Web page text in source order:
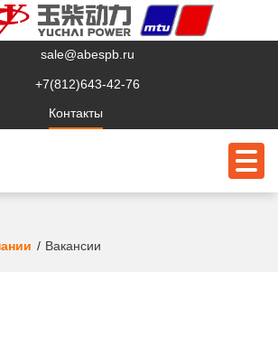
sale@abespb.ru
+7(812)643-42-76
Контакты
О компании
Вакансии